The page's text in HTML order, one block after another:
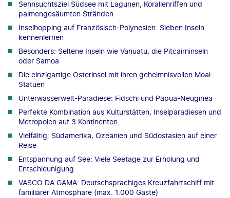
Sehnsuchtsziel Südsee mit Lagunen, Korallenriffen und
palmengesäumten Stränden
Inselhopping auf Französisch-Polynesien: Sieben Inseln
kennenlernen
Besonders: Seltene Inseln wie Vanuatu, die Pitcairninseln
oder Samoa
Die einzigartige Osterinsel mit ihren geheimnisvollen Moai-
Statuen
Unterwasserwelt-Paradiese: Fidschi und Papua-Neuginea
Perfekte Kombination aus Kulturstätten, Inselparadiesen und
Metropolen auf 3 Kontinenten
Vielfältig: Südamerika, Ozeanien und Südostasien auf einer
Reise
Entspannung auf See: Viele Seetage zur Erholung und
Entschleunigung
VASCO DA GAMA: Deutschsprachiges Kreuzfahrtschiff mit
familiärer Atmosphäre (max. 1.000 Gäste)